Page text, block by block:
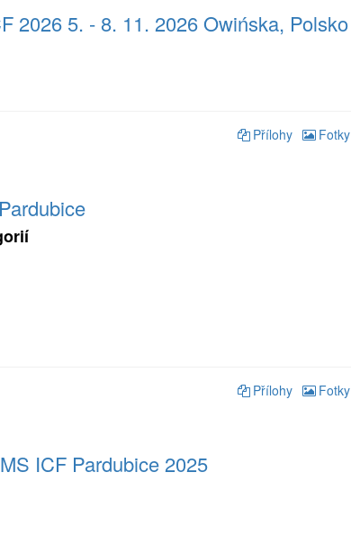
2026 5. - 8. 11. 2026 Owińska, Polsko
Přílohy Fotky
Přílohy Fotky
ICF Pardubice 2025